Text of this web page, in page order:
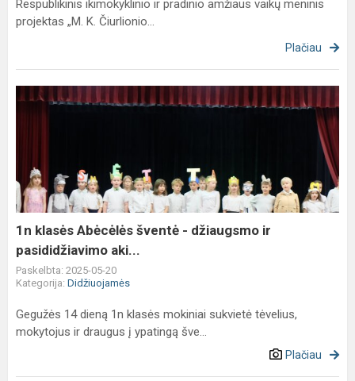
Respublikinis ikimokyklinio ir pradinio amžiaus vaikų meninis
projektas „M. K. Čiurlionio...
Plačiau
1n
klasės
džiaugsmo
ir
pasididžiavimo
aki...
1n klasės Abėcėlės šventė - džiaugsmo ir
pasididžiavimo aki...
Paskelbta: 2025-05-20
Kategorija: Didžiuojamės
Gegužės 14 dieną 1n klasės mokiniai sukvietė tėvelius,
mokytojus ir draugus į ypatingą šve...
Plačiau